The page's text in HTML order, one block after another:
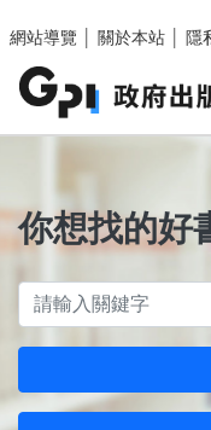
網站導覽
關於本站 隱
你想找的好